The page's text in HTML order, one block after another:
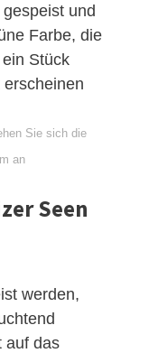
und
Farbe, die
Stück
Sie sich die
an
Seen
werden,
auf das